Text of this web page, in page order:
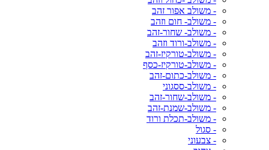
- משולב אפור זהב
- משולב- חום וזהב
- משולב- שחור-זהב
- משולב-ורוד וזהב
- משולב-טורקיז-זהב
- משולב-טורקיז-כסף
- משולב-כתום-זהב
- משולב-ססגוני
- משולב-שחור-זהב
- משולב-שמנת-זהב
- משולב-תכלת ורוד
- סגול
- צבעוני